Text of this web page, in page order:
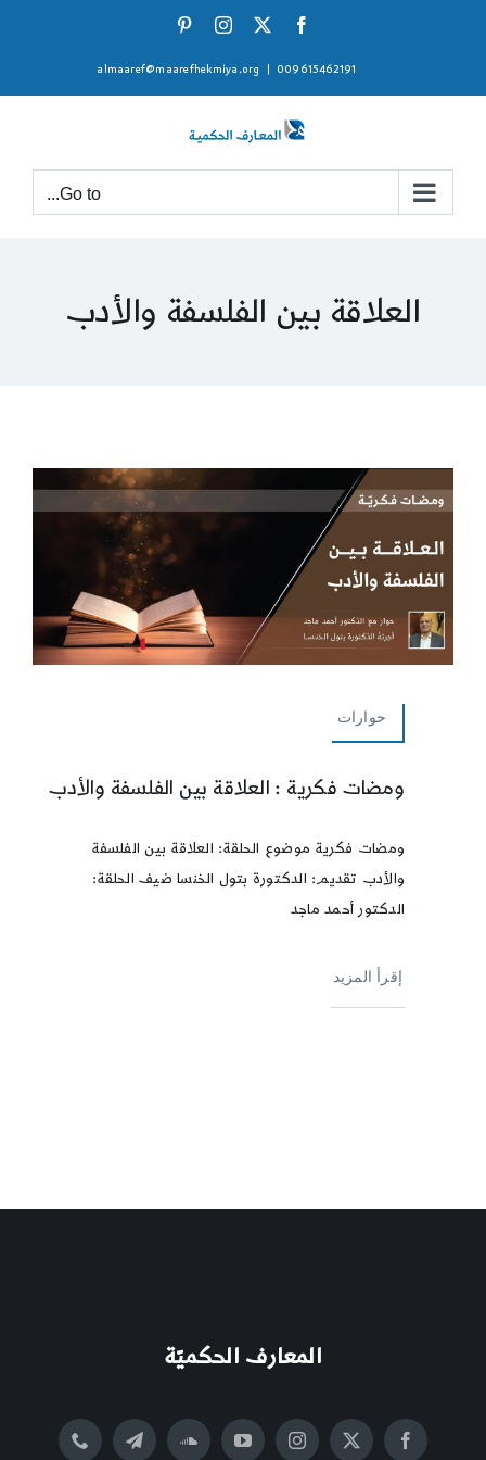
Facebook
X
Instagram
009615462191
almaaref@maarefhekmiya.org
Go to...
العلاقة بين الفلسفة والأدب
حوارات
ومضات فكرية : العلاقة بين الفلسفة والأدب
ومضات فكرية موضوع الحلقة: العلاقة بين الفلسفة
والأدب تقديم: الدكتورة بتول الخنسا ضيف الحلقة:
الدكتور أحمد ماجد
إقرأ المزيد
المعارف الحكميّة